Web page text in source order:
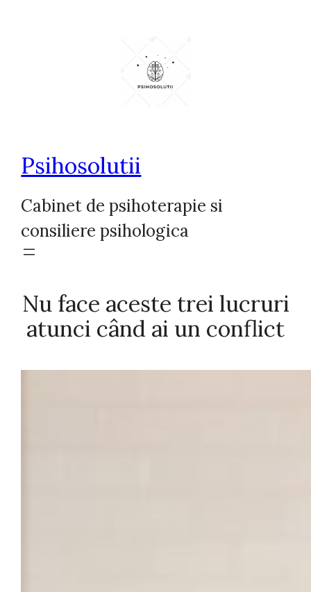
Psihosolutii
Cabinet de psihoterapie si
consiliere psihologica
Nu face aceste trei lucruri
atunci când ai un conflict